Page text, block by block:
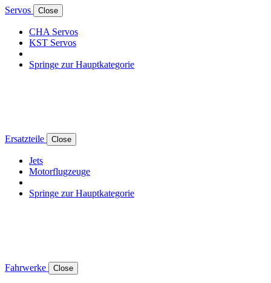
Servos Close
CHA Servos
KST Servos
Springe zur Hauptkategorie
Ersatzteile Close
Jets
Motorflugzeuge
Springe zur Hauptkategorie
Fahrwerke Close